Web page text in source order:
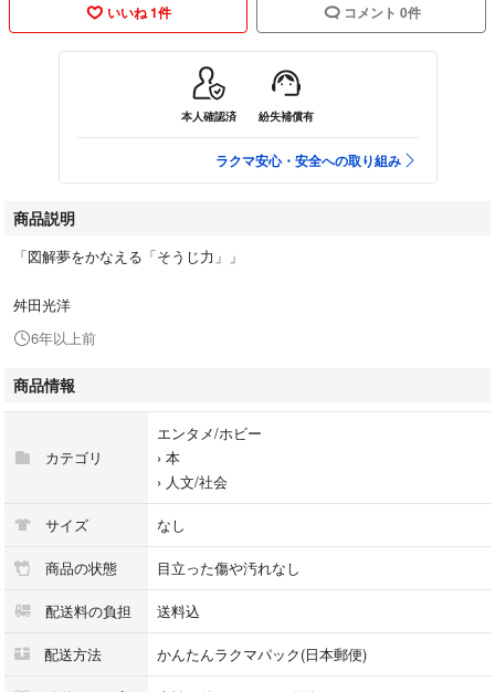
いいね 1件 コメント 0件
本人確認済 紛失補償有
ラクマ安心・安全への取り組み
商品説明
「図解夢をかなえる「そうじ力」」
舛田光洋
6年以上前
商品情報
カテゴリ
エンタメ/ホビー
› 本
› 人文/社会
サイズ なし
商品の状態 目立った傷や汚れなし
配送料の負担 送料込
配送方法 かんたんラクマパック(日本郵便)